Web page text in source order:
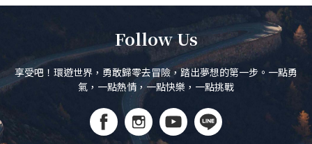
Follow Us
享受吧！環遊世界，勇敢歸零去冒險，踏出夢想的第一步。一點勇
氣，一點熱情，一點快樂，一點挑戰